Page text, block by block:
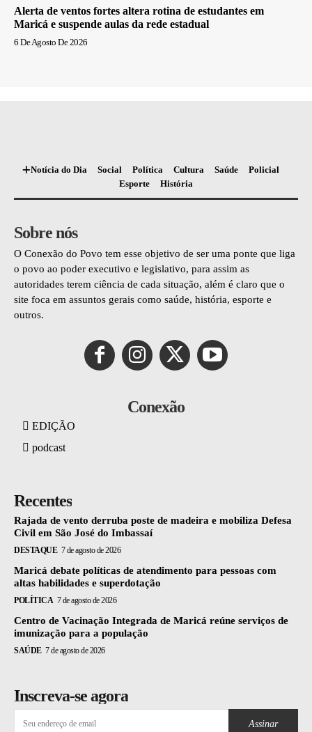
Alerta de ventos fortes altera rotina de estudantes em
Maricá e suspende aulas da rede estadual
6 De Agosto De 2026
Notícia do Dia Social Política Cultura Saúde
Policial
Esporte
História
Sobre nós
O Conexão do Povo tem esse objetivo de ser uma ponte que liga
o povo ao poder executivo e legislativo, para assim as
autoridades terem ciência de cada situação, além é claro que o
site foca em assuntos gerais como saúde, história, esporte e
outros.
Conexão
EDIÇÃO
podcast
Recentes
Rajada de vento derruba poste de madeira e mobiliza Defesa
Civil em São José do Imbassaí
DESTAQUE 7 de agosto de 2026
Maricá debate políticas de atendimento para pessoas com
altas habilidades e superdotação
POLÍTICA 7 de agosto de 2026
Centro de Vacinação Integrada de Maricá reúne serviços de
imunização para a população
SAÚDE 7 de agosto de 2026
Inscreva-se agora
Assinar